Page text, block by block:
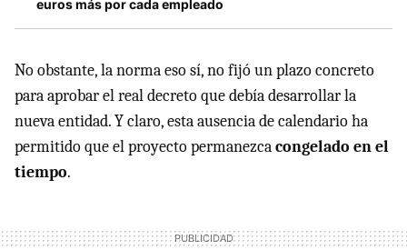
euros más por cada empleado
No obstante, la norma eso sí, no fijó un plazo concreto
para aprobar el real decreto que debía desarrollar la
nueva entidad. Y claro, esta ausencia de calendario ha
permitido que el proyecto permanezcacongelado en el
tiempo.